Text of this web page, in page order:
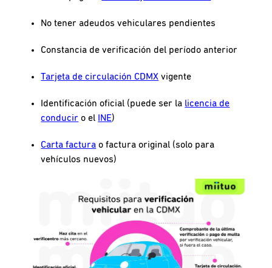
No tener adeudos vehiculares pendientes
Constancia de verificación del período anterior
Tarjeta de circulación CDMX vigente
Identificación oficial (puede ser la licencia de
conducir o el INE)
Carta factura o factura original (solo para
vehículos nuevos)